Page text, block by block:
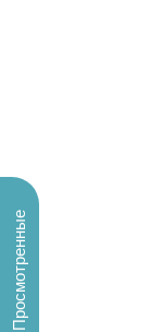
Просмотренные